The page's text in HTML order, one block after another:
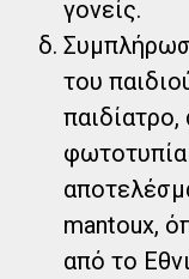
γονείς.
του
mantoux,
από το